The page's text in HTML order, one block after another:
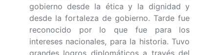
gobierno desde la ética y la dignidad y
desde la fortaleza de gobierno. Tarde fue
reconocido por lo que fue para los
intereses nacionales, para la historia. Tuvo
grandes logros diplomáticos a través del